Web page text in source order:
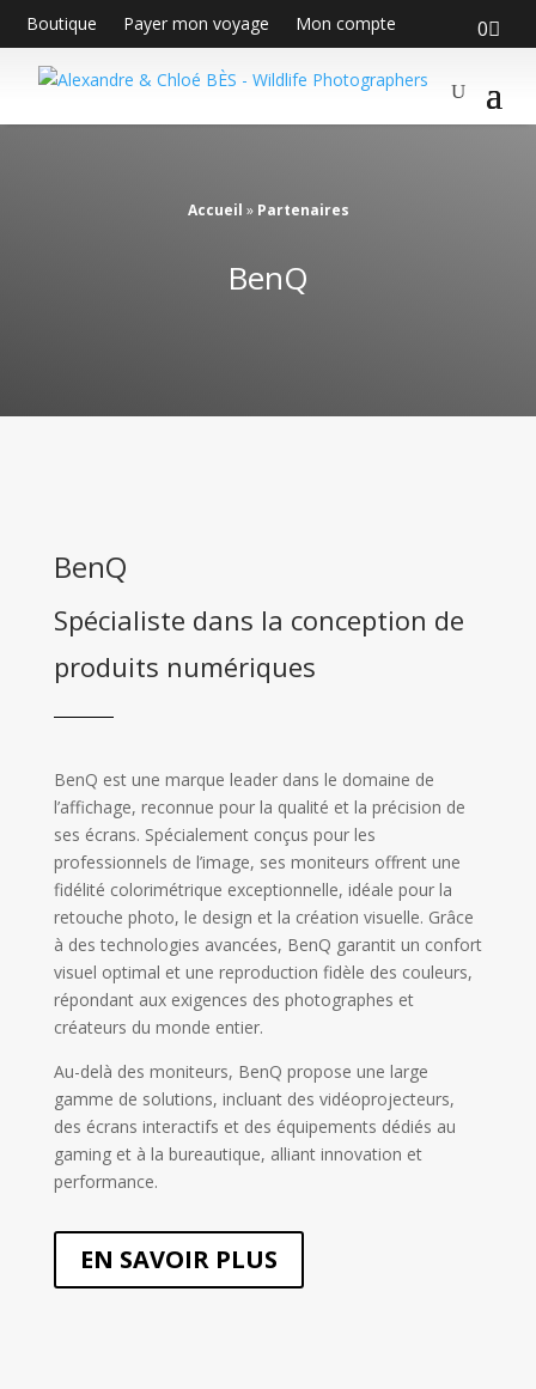
Boutique Payer mon voyage Mon compte 0
Accueil » Partenaires
BenQ
BenQ
Spécialiste dans la conception de
produits numériques
BenQ est une marque leader dans le domaine de
l’affichage, reconnue pour la qualité et la précision de
ses écrans. Spécialement conçus pour les
professionnels de l’image, ses moniteurs offrent une
fidélité colorimétrique exceptionnelle, idéale pour la
retouche photo, le design et la création visuelle. Grâce
à des technologies avancées, BenQ garantit un confort
visuel optimal et une reproduction fidèle des couleurs,
répondant aux exigences des photographes et
créateurs du monde entier.
Au-delà des moniteurs, BenQ propose une large
gamme de solutions, incluant des vidéoprojecteurs,
des écrans interactifs et des équipements dédiés au
gaming et à la bureautique, alliant innovation et
performance.
EN SAVOIR PLUS